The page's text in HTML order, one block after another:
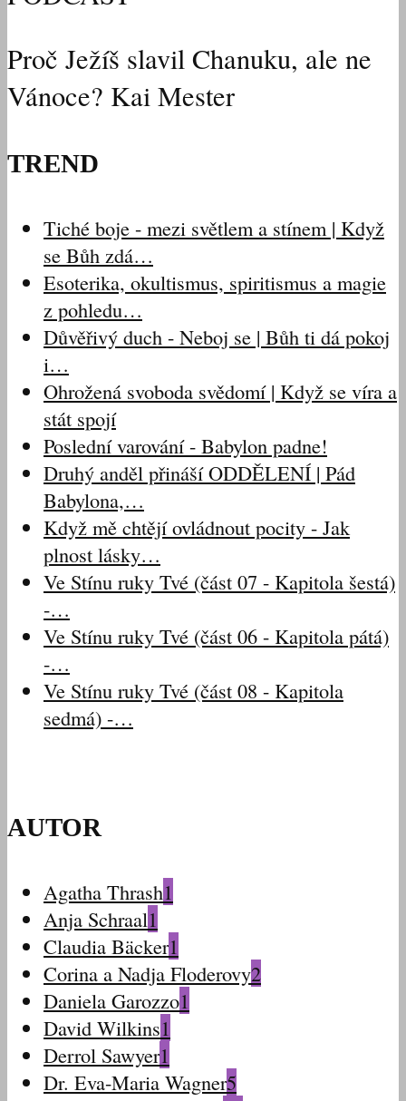
Proč Ježíš slavil Chanuku, ale ne
Vánoce? Kai Mester
TREND
Tiché boje - mezi světlem a stínem | Když
se Bůh zdá…
Esoterika, okultismus, spiritismus a magie
z pohledu…
Důvěřivý duch - Neboj se | Bůh ti dá pokoj
i…
Ohrožená svoboda svědomí | Když se víra a
stát spojí
Poslední varování - Babylon padne!
Druhý anděl přináší ODDĚLENÍ | Pád
Babylona,…
Když mě chtějí ovládnout pocity - Jak
plnost lásky…
Ve Stínu ruky Tvé (část 07 - Kapitola šestá)
-…
Ve Stínu ruky Tvé (část 06 - Kapitola pátá)
-…
Ve Stínu ruky Tvé (část 08 - Kapitola
sedmá) -…
AUTOR
Agatha Thrash1
Anja Schraal1
Claudia Bäcker1
Corina a Nadja Floderovy2
Daniela Garozzo1
David Wilkins1
Derrol Sawyer1
Dr. Eva-Maria Wagner5